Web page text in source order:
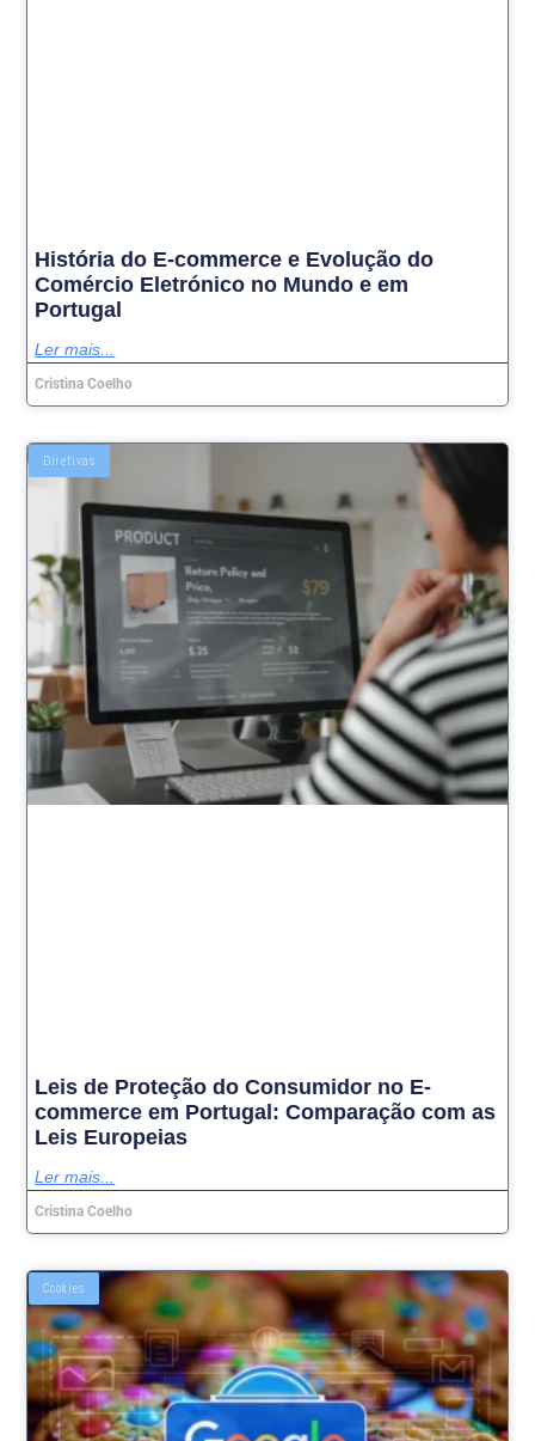
História do E-commerce e Evolução do
Comércio Eletrónico no Mundo e em
Portugal
Ler mais...
Cristina Coelho
Diretivas
Leis de Proteção do Consumidor no E-
commerce em Portugal: Comparação com as
Leis Europeias
Ler mais...
Cristina Coelho
Cookies